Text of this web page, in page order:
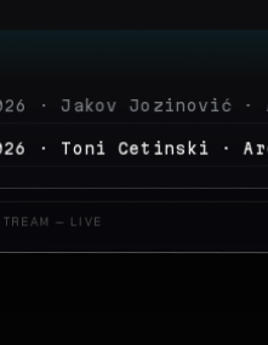
· Sergej Ćetković ·
· Peđa Jovanović ·
— LIVE